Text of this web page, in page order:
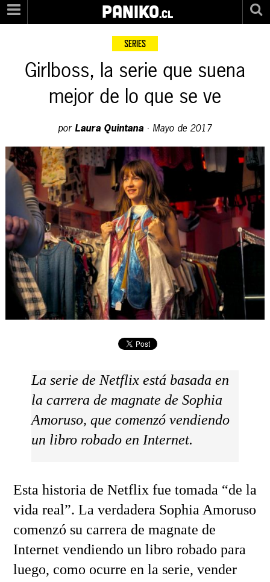
PANIKO.cl
SERIES
Girlboss, la serie que suena
mejor de lo que se ve
por Laura Quintana · Mayo de 2017
La serie de Netflix está basada en
la carrera de magnate de Sophia
Amoruso, que comenzó vendiendo
un libro robado en Internet.
Esta historia de Netflix fue tomada “de la
vida real”. La verdadera Sophia Amoruso
comenzó su carrera de magnate de
Internet vendiendo un libro robado para
luego, como ocurre en la serie, vender